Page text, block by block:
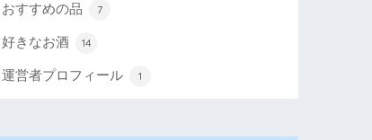
おすすめの品 7
好きなお酒 14
運営者プロフィール 1